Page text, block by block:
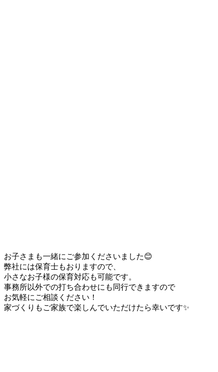
お子さまも一緒にご参加くださいました😊
弊社には保育士もおりますので、
小さなお子様の保育対応も可能です。
事務所以外での打ち合わせにも同行できますので
お気軽にご相談ください！
家づくりもご家族で楽しんでいただけたら幸いです✨